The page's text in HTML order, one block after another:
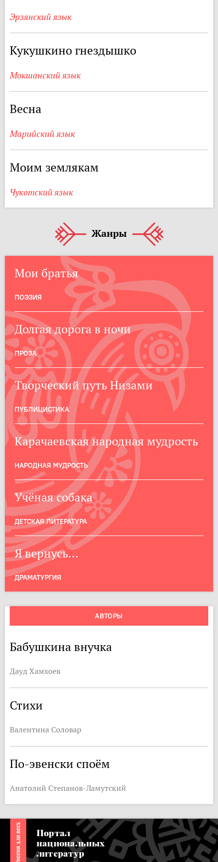
Эрзянский язык
Кукушкино гнездышко
Мокшанский язык
Весна
Марийский язык
Моим землякам
Чукотский язык
Жанры
Мои братья
ПОЭЗИЯ
Долгая дорога в ночи
ПРОЗА
Творческий путь Низами
ПУБЛИЦИСТИКА
Карачаевская народная мудрость
НАРОДНАЯ МУДРОСТЬ
Учёная собака
ДЕТСКАЯ ЛИТЕРАТУРА
Я вернусь…
ДРАМАТУРГИЯ
АВТОРЫ
Бабушкина внучка
Дауд Хамхоев
Стихи
Валентина Соловар
По-эвенски споём
Анатолий Степанов-Ламутский
Портал
национальных
литератур